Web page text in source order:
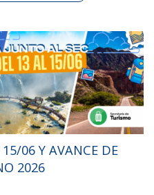
06 Y AVANCE DE
2026